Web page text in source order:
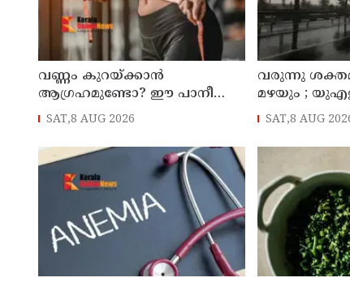
വണ്ണം കുറയ്ക്കാൻ
ആഗ്രഹമുണ്ടോ? ഈ പാനീയം
ഡയറ്റിൽ ഉൾപ്പെടുത്താം
SAT,8 AUG 2026
വരുന്നു
മഴയും ;
ചൊവ്വാഴ്ച
SAT,8 AUG